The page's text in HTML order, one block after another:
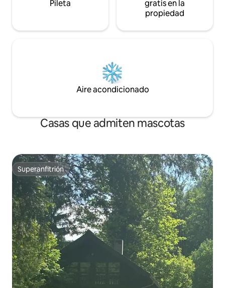
Pileta
gratis en la
propiedad
Aire acondicionado
Casas que admiten mascotas
Superanfitrión
Superanfitrión